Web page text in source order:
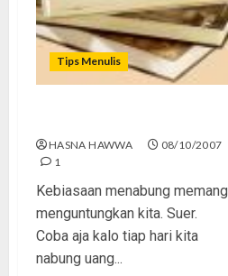
Tips Menulis
HASNA HAWWA
08/10/2007
1
Kebiasaan menabung memang
menguntungkan kita. Suer.
Coba aja kalo tiap hari kita
nabung uang...